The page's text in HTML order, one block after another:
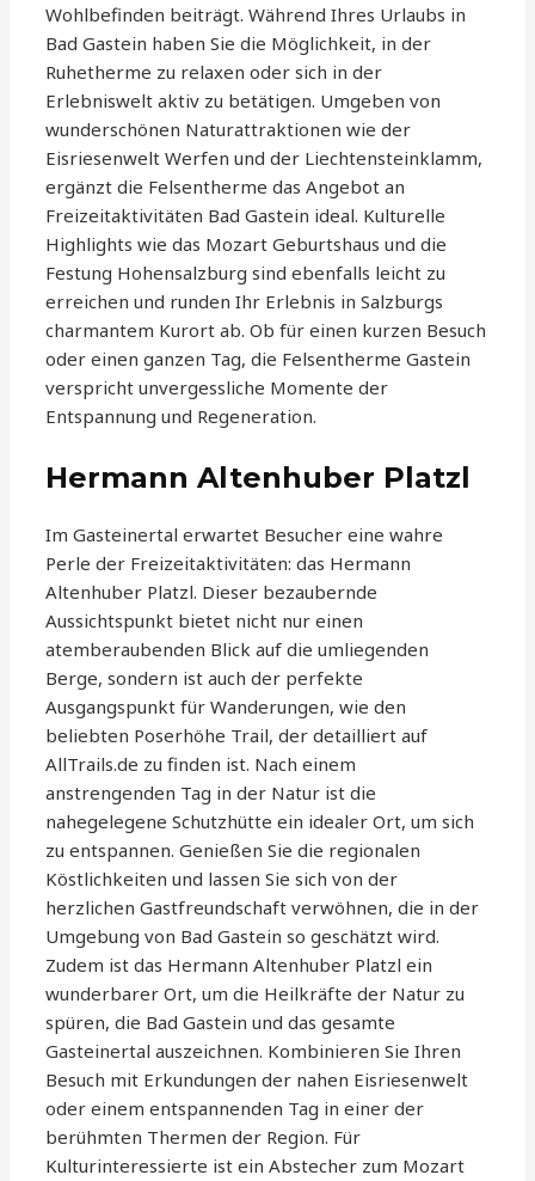
Wohlbefinden beiträgt. Während Ihres Urlaubs in
Bad Gastein haben Sie die Möglichkeit, in der
Ruhetherme zu relaxen oder sich in der
Erlebniswelt aktiv zu betätigen. Umgeben von
wunderschönen Naturattraktionen wie der
Eisriesenwelt Werfen und der Liechtensteinklamm,
ergänzt die Felsentherme das Angebot an
Freizeitaktivitäten Bad Gastein ideal. Kulturelle
Highlights wie das Mozart Geburtshaus und die
Festung Hohensalzburg sind ebenfalls leicht zu
erreichen und runden Ihr Erlebnis in Salzburgs
charmantem Kurort ab. Ob für einen kurzen Besuch
oder einen ganzen Tag, die Felsentherme Gastein
verspricht unvergessliche Momente der
Entspannung und Regeneration.
Hermann Altenhuber Platzl
Im Gasteinertal erwartet Besucher eine wahre
Perle der Freizeitaktivitäten: das Hermann
Altenhuber Platzl. Dieser bezaubernde
Aussichtspunkt bietet nicht nur einen
atemberaubenden Blick auf die umliegenden
Berge, sondern ist auch der perfekte
Ausgangspunkt für Wanderungen, wie den
beliebten Poserhöhe Trail, der detailliert auf
AllTrails.de zu finden ist. Nach einem
anstrengenden Tag in der Natur ist die
nahegelegene Schutzhütte ein idealer Ort, um sich
zu entspannen. Genießen Sie die regionalen
Köstlichkeiten und lassen Sie sich von der
herzlichen Gastfreundschaft verwöhnen, die in der
Umgebung von Bad Gastein so geschätzt wird.
Zudem ist das Hermann Altenhuber Platzl ein
wunderbarer Ort, um die Heilkräfte der Natur zu
spüren, die Bad Gastein und das gesamte
Gasteinertal auszeichnen. Kombinieren Sie Ihren
Besuch mit Erkundungen der nahen Eisriesenwelt
oder einem entspannenden Tag in einer der
berühmten Thermen der Region. Für
Kulturinteressierte ist ein Abstecher zum Mozart